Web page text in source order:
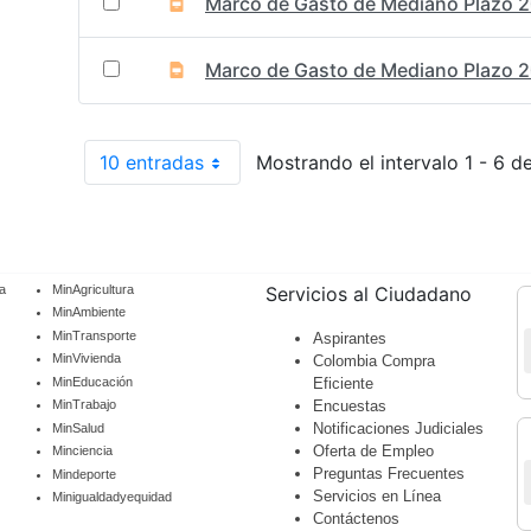
Marco de Gasto de Mediano Plazo
10 entradasPor páginaMostrando el intervalo 1 - 6
MinAgricultura
MinAmbiente
MinTransporte
MinVivienda
MinEducación
MinTrabajo
MinSalud
Minciencia
Mindeporte
Minigualdadyequidad
Servicios al Ciudadano
Aspirantes
Colombia Compra
Eficiente
Encuestas
Notificaciones Judiciales
Oferta de Empleo
Preguntas Frecuentes
Servicios en Línea
Contáctenos